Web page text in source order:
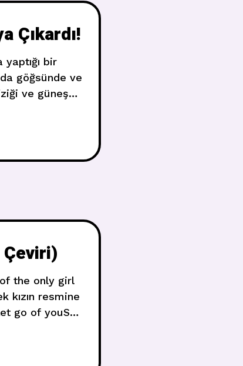
Çıkardı!
bir
göğsünde ve
ve güneş
“Wonder”
Çeviri)
the only girl
kızın resmine
go of youSo